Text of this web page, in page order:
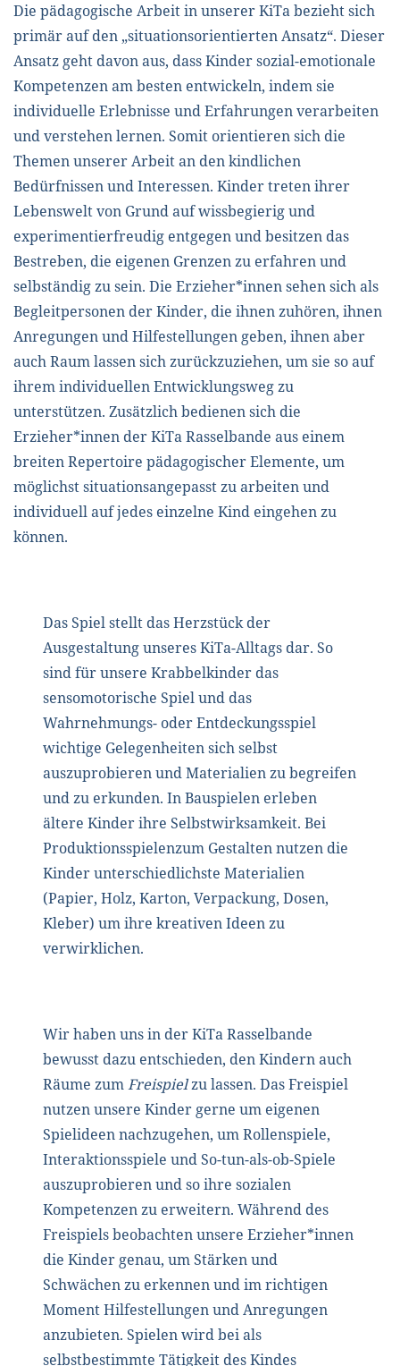
Die pädagogische Arbeit in unserer KiTa bezieht sich
primär auf den „situationsorientierten Ansatz“. Dieser
Ansatz geht davon aus, dass Kinder sozial-emotionale
Kompetenzen am besten entwickeln, indem sie
individuelle Erlebnisse und Erfahrungen verarbeiten
und verstehen lernen. Somit orientieren sich die
Themen unserer Arbeit an den kindlichen
Bedürfnissen und Interessen. Kinder treten ihrer
Lebenswelt von Grund auf wissbegierig und
experimentierfreudig entgegen und besitzen das
Bestreben, die eigenen Grenzen zu erfahren und
selbständig zu sein. Die Erzieher*innen sehen sich als
Begleitpersonen der Kinder, die ihnen zuhören, ihnen
Anregungen und Hilfestellungen geben, ihnen aber
auch Raum lassen sich zurückzuziehen, um sie so auf
ihrem individuellen Entwicklungsweg zu
unterstützen. Zusätzlich bedienen sich die
Erzieher*innen der KiTa Rasselbande aus einem
breiten Repertoire pädagogischer Elemente, um
möglichst situationsangepasst zu arbeiten und
individuell auf jedes einzelne Kind eingehen zu
können.
Das Spiel stellt das Herzstück der
Ausgestaltung unseres KiTa-Alltags dar. So
sind für unsere Krabbelkinder das
sensomotorische Spiel und das
Wahrnehmungs- oder Entdeckungsspiel
wichtige Gelegenheiten sich selbst
auszuprobieren und Materialien zu begreifen
und zu erkunden. In Bauspielen erleben
ältere Kinder ihre Selbstwirksamkeit. Bei
Produktionsspielenzum Gestalten nutzen die
Kinder unterschiedlichste Materialien
(Papier, Holz, Karton, Verpackung, Dosen,
Kleber) um ihre kreativen Ideen zu
verwirklichen.
Wir haben uns in der KiTa Rasselbande
bewusst dazu entschieden, den Kindern auch
Räume zumFreispielzu lassen. Das Freispiel
nutzen unsere Kinder gerne um eigenen
Spielideen nachzugehen, um Rollenspiele,
Interaktionsspiele und So-tun-als-ob-Spiele
auszuprobieren und so ihre sozialen
Kompetenzen zu erweitern. Während des
Freispiels beobachten unsere Erzieher*innen
die Kinder genau, um Stärken und
Schwächen zu erkennen und im richtigen
Moment Hilfestellungen und Anregungen
anzubieten. Spielen wird bei als
selbstbestimmte Tätigkeit des Kindes